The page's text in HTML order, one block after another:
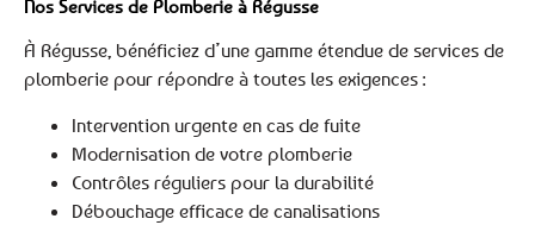
Nos Services de Plomberie à Régusse
À Régusse, bénéficiez d’une gamme étendue de services de
plomberie pour répondre à toutes les exigences :
Intervention urgente en cas de fuite
Modernisation de votre plomberie
Contrôles réguliers pour la durabilité
Débouchage efficace de canalisations